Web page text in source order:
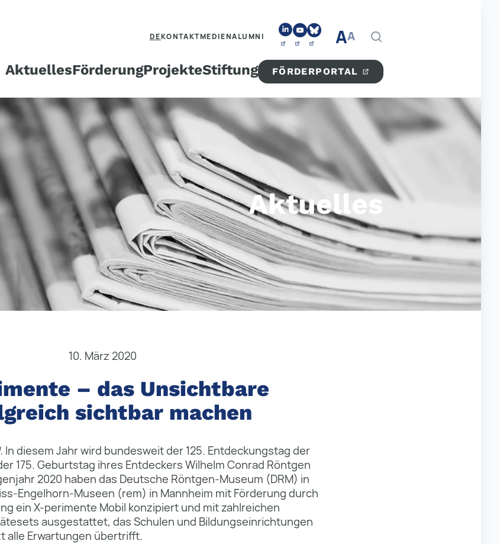
DEKONTAKTMEDIENALUMNI AA
AktuellesFörderungProjekteStiftung FÖRDERPORTAL
Aktuelles
10. März 2020
– das Unsichtbare
sichtbar machen
In diesem Jahr wird bundesweit der 125. Entdeckungstag der
175. Geburtstag ihres Entdeckers Wilhelm Conrad Röntgen
2020 haben das Deutsche Röntgen-Museum (DRM) in
Engelhorn-Museen (rem) in Mannheim mit Förderung durch
ein X-perimente Mobil konzipiert und mit zahlreichen
ausgestattet, das Schulen und Bildungseinrichtungen
alle Erwartungen übertrifft.